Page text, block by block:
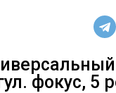
фокус, 5